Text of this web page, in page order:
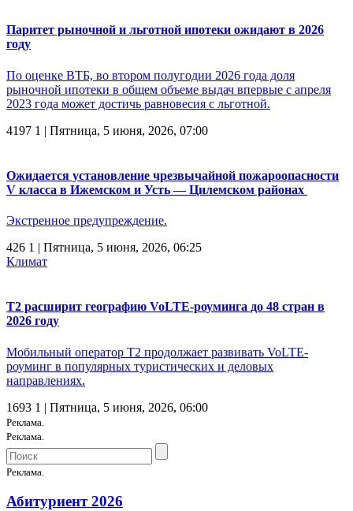
Паритет рыночной и льготной ипотеки ожидают в 2026
году
По оценке ВТБ, во втором полугодии 2026 года доля
рыночной ипотеки в общем объеме выдач впервые с апреля
2023 года может достичь равновесия с льготной.
4197 1 | Пятница, 5 июня, 2026, 07:00
Ожидается установление чрезвычайной пожароопасности
V класса в Ижемском и Усть — Цилемском районах
Экстренное предупреждение.
426 1 | Пятница, 5 июня, 2026, 06:25
Климат
Т2 расширит географию VoLTE-роуминга до 48 стран в
2026 году
Мобильный оператор Т2 продолжает развивать VoLTE-
роуминг в популярных туристических и деловых
направлениях.
1693 1 | Пятница, 5 июня, 2026, 06:00
Реклама.
Реклама.
Реклама.
Абитуриент 2026